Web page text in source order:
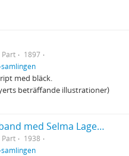
Part
1897
med bläck.
beträffande illustrationer)
[Tal i radio i samband med Selma Lagerlöfs 80-årsdag]
Part
1938